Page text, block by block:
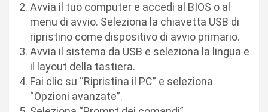
Avvia il tuo computer e accedi al BIOS o al
menu di avvio. Seleziona la chiavetta USB di
ripristino come dispositivo di avvio primario.
Avvia il sistema da USB e seleziona la lingua e
il layout della tastiera.
Fai clic su “Ripristina il PC” e seleziona
“Opzioni avanzate”.